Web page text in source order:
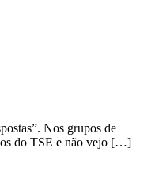
Nos grupos de
do TSE e não vejo […]